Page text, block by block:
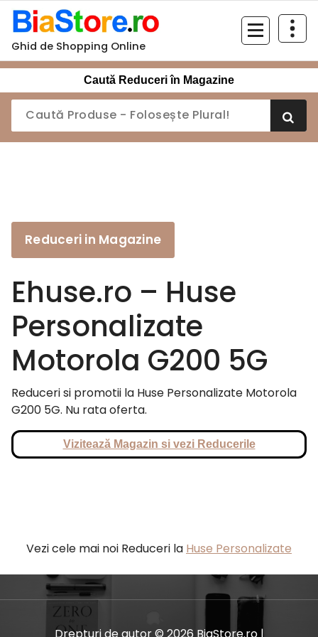
Sari
conținut
Ghid de Shopping Online
Caută Reduceri în Magazine
Reduceri in Magazine
Ehuse.ro – Huse
Personalizate
Motorola G200 5G
Reduceri si promotii la Huse Personalizate Motorola
G200 5G. Nu rata oferta.
Vizitează Magazin si vezi Reducerile
Vezi cele mai noi Reduceri la Huse Personalizate